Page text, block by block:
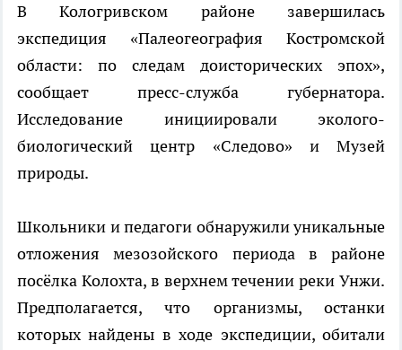
В Кологривском районе завершилась
экспедиция «Палеогеография Костромской
области: по следам доисторических эпох»,
сообщает пресс-служба губернатора.
Исследование инициировали эколого-
биологический центр «Следово» и Музей
природы.
Школьники и педагоги обнаружили уникальные
отложения мезозойского периода в районе
посёлка Колохта, в верхнем течении реки Унжи.
Предполагается, что организмы, останки
которых найдены в ходе экспедиции, обитали